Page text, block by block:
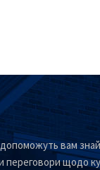
вам
переговори щодо